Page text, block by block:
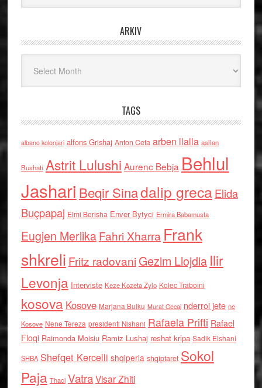
ARKIV
TAGS
albano kolonjari alfons Grishaj Anton Cefa arben llalla asllan
Bushati Astrit Lulushi Aurenc Bebja Behlul
Jashari Beqir Sinadalip grecaElida
Buçpapaj Elmi Berisha Enver Bytyci Ermira Babamusta
Eugjen MerlikaFahri Xharra Frank
shkreli Fritz radovaniGezim Llojdia Ilir
Levonja Interviste Keze Kozeta Zylo Kolec Traboini
kosova Kosove Marjana Bulku Murat Gecaj nderroi jete ne
Kosove Nene Tereza presidenti Nishani Rafaela Prifti Rafael
Floqi Raimonda Moisiu Ramiz Lushaj reshat kripa Sadik Elshani
SHBA Shefqet Kercelli shqiperia shqiptaret Sokol
Paja Thaci VatraVisar Zhiti